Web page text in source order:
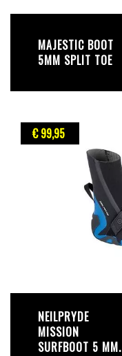
MAJESTIC BOOT
5MM SPLIT TOE
€ 99,95
NEILPRYDE
MISSION
SURFBOOT 5 MM.